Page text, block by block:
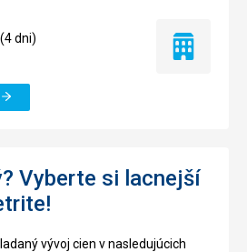
dni)
Iba
Vyberte si lacnejší
vývoj cien v nasledujúcich